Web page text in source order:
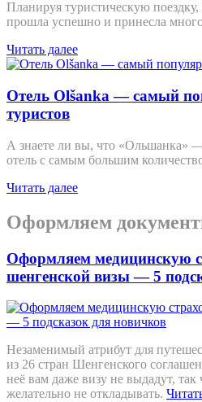
Планируя туристическую
прошла успешно и принесла
Читать далее
Отель Olšanka — самый
туристов
А знаете ли вы, что «Ольшанка»
отель с самым большим
Читать далее
Оформляем
Оформляем медицинскую
шенгенской визы — 5
Незаменимый атрибут для
из 26 стран Шенгенского
неё вам даже визу не выдадут,
желательно не откладывать.